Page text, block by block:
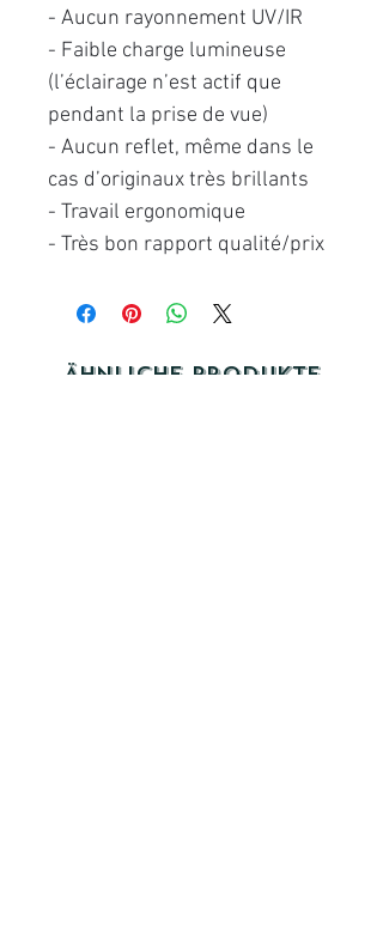
- Aucun rayonnement UV/IR
- Faible charge lumineuse
(l’éclairage n’est actif que
pendant la prise de vue)
- Aucun reflet, même dans le
cas d’originaux très brillants
- Travail ergonomique
- Très bon rapport qualité/prix
Ähnliche Produkte